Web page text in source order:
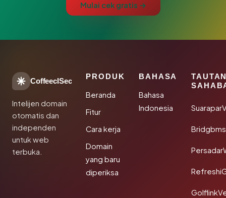
Mulai cek gratis →
CoffeeclSec
Intelijen domain
otomatis dan
independen
untuk web
terbuka.
PRODUK
Beranda
Fitur
Cara kerja
Domain
yang baru
diperiksa
BAHASA
Bahasa
Indonesia